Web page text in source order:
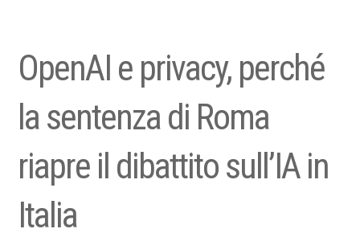
OpenAI e privacy, perché
la sentenza di Roma
riapre il dibattito sull’IA in
Italia